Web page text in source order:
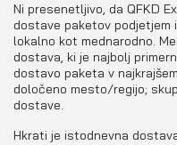
Ni presenetljivo, da QFKD
dostave paketov podjetjem
lokalno kot mednarodno.
dostava, ki je najbolj
dostavo paketa v
določeno mesto/regijo;
dostave.
Hkrati je istodnevna